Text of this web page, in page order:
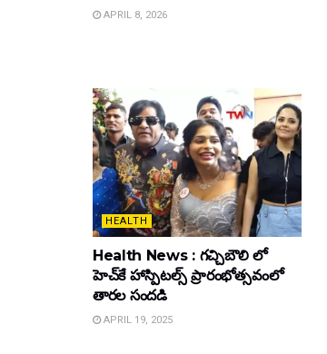
APRIL 8, 2026
HEALTH
Health News : గచ్చిబౌలి లో
హెచ్‌కే హాస్పిటల్స్ ప్రారంభోత్సవంలో
తారల సందడి
APRIL 19, 2025